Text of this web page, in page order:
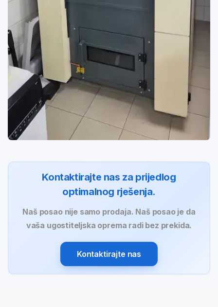
Kontaktirajte nas za prijedlog
optimalnog rješenja.
Naš posao nije samo prodaja. Naš posao je da
vaša ugostiteljska oprema radi bez prekida.
Kontaktirajte nas